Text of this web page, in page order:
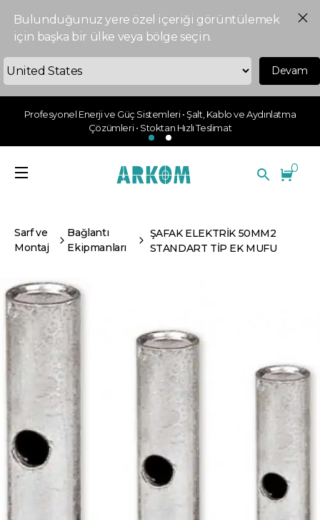
Bulunduğunuz yere özel içeriği görüntülemek
için başka bir ülke veya bölge seçin.
Devam
Profesyonel Enerji ve Güç Sistemleri • Şalt, Kablo ve Aydınlatma
Çözümleri • Stoktan Hızlı Teslimat
0
Sarf ve
Montaj
Bağlantı
Ekipmanları
ŞAFAK ELEKTRİK 50MM2
STANDART TİP EK MUFU